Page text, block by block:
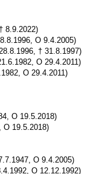
8.9.2022)
O 9.4.2005)
† 31.8.1997)
O 29.4.2011)
O 29.4.2011)
O 19.5.2018)
O 19.5.2018)
O 9.4.2005)
O 12.12.1992)